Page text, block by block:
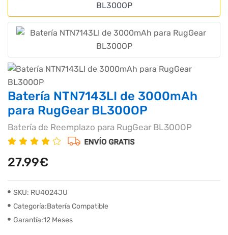
Batería NTN7143LI de 3000mAh
para RugGear BL300OP
Batería de Reemplazo para RugGear BL300OP
27.99€
SKU: RU4024JU
Categoría:Batería Compatible
Garantía:12 Meses